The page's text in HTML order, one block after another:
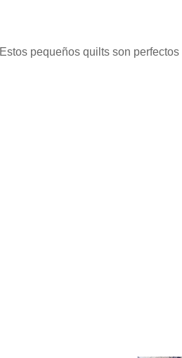
Estos pequeños quilts son